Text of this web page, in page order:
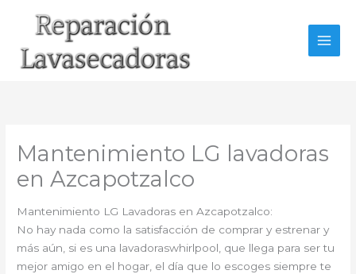
Mantenimiento LG lavadoras
en Azcapotzalco
Mantenimiento LG Lavadoras en Azcapotzalco:
No hay nada como la satisfacción de comprar y estrenar y
más aún, si es una lavadoraswhirlpool, que llega para ser tu
mejor amigo en el hogar, el día que lo escoges siempre te